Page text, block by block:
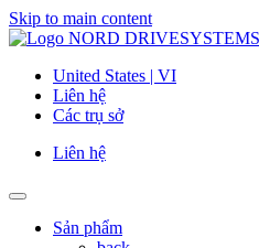
Skip to main content
United States | VI
Liên hệ
Các trụ sở
Liên hệ
Sản phẩm